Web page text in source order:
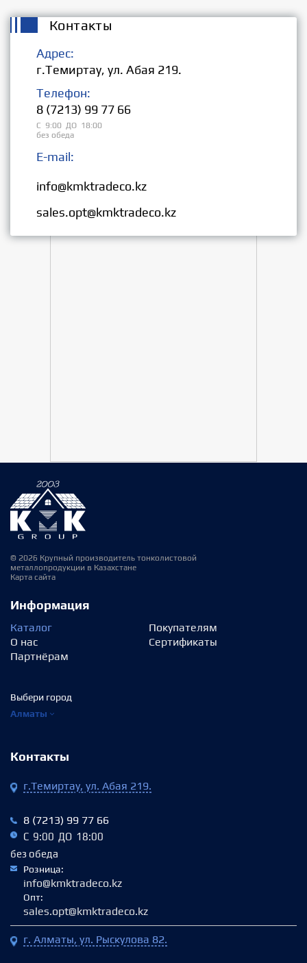
Контакты
Адрес:
г.Темиртау, ул. Абая 219.
Телефон:
8 (7213) 99 77 66
С 9:00 ДО 18:00
без обеда
E-mail:
info@kmktradeco.kz
sales.opt@kmktradeco.kz
© 2026 Крупный производитель тонколистовой
металлопродукции в Казахстане
Карта сайта
Информация
Каталог
О нас
Партнёрам
Покупателям
Сертификаты
Выбери город
Алматы
Контакты
г.Темиртау, ул. Абая 219.
8 (7213) 99 77 66
С 9:00 ДО 18:00
без обеда
Розница:
info@kmktradeco.kz
Опт:
sales.opt@kmktradeco.kz
г. Алматы, ул. Рыскулова 82.